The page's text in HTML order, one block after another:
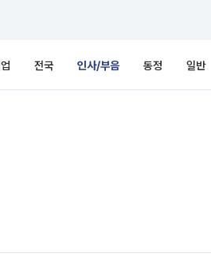
전국 인사/부음 동정 일반